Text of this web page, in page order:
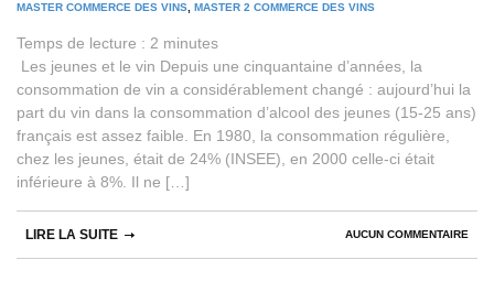
MASTER COMMERCE DES VINS, MASTER 2 COMMERCE DES VINS
Temps de lecture : 2 minutes
Les jeunes et le vin Depuis une cinquantaine d’années, la
consommation de vin a considérablement changé : aujourd’hui la
part du vin dans la consommation d’alcool des jeunes (15-25 ans)
français est assez faible. En 1980, la consommation régulière,
chez les jeunes, était de 24% (INSEE), en 2000 celle-ci était
inférieure à 8%. Il ne […]
AUCUN COMMENTAIRE
LIRE LA SUITE